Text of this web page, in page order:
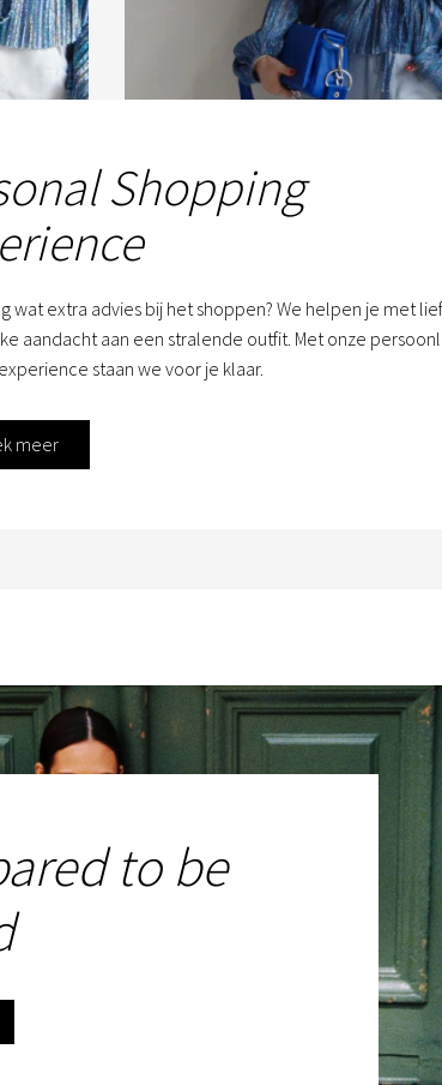
Shopping
wat extra advies bij het shoppen? We helpen je met
aandacht aan een stralende outfit. Met onze
staan we voor je klaar.
meer
to be